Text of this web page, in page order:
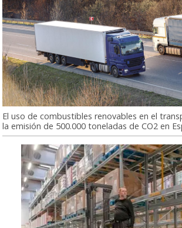
El uso de combustibles renovables en el
la emisión de 500.000 toneladas de CO2 en